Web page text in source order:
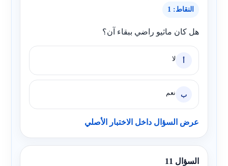
النقاط: 1
هل كان ماثيو راضي ببقاء آن؟
أ لا
ب نعم
عرض السؤال داخل الاختبار الأصلي
السؤال 11